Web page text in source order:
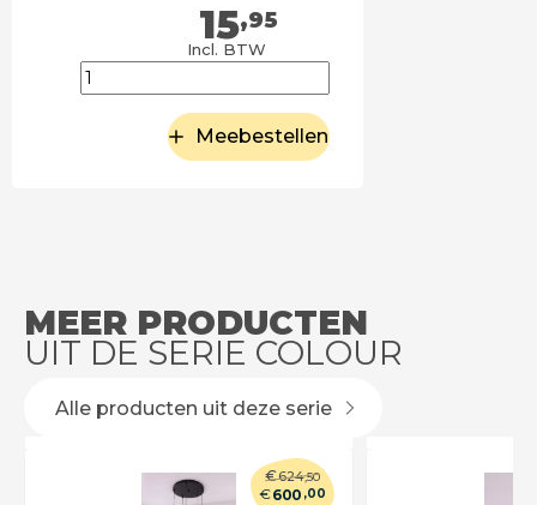
15,95
Incl. BTW
Meebestellen
MEER PRODUCTEN
UIT DE SERIE COLOUR
Alle producten uit deze serie
€624,50
€600 ,00